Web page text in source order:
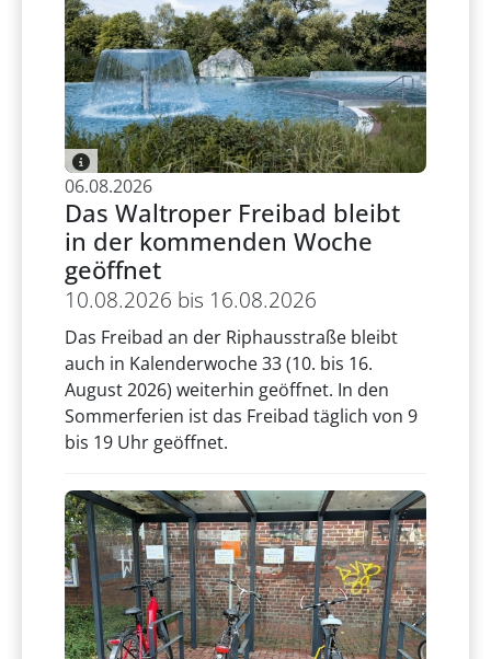
06.08.2026
Das Waltroper Freibad bleibt
in der kommenden Woche
geöffnet
10.08.2026 bis 16.08.2026
Das Freibad an der Riphausstraße bleibt
auch in Kalenderwoche 33 (10. bis 16.
August 2026) weiterhin geöffnet. In den
Sommerferien ist das Freibad täglich von 9
bis 19 Uhr geöffnet.